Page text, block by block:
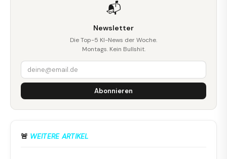
📬
Newsletter
Die Top-5 KI-News der Woche.
Montags. Kein Bullshit.
Abonnieren
🚨 WEITERE ARTIKEL